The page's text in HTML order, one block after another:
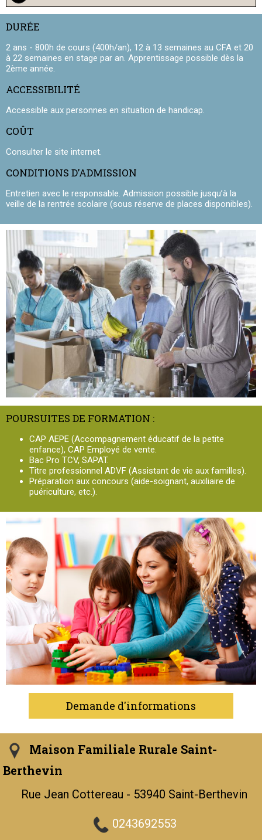
DURÉE
2 ans - 800h de cours (400h/an), 12 à 13 semaines au CFA et 20
à 22 semaines en stage par an. Apprentissage possible dès la
2ème année.
ACCESSIBILITÉ
Accessible aux personnes en situation de handicap.
COÛT
Consulter le site internet.
CONDITIONS D’ADMISSION
Entretien avec le responsable. Admission possible jusqu’à la
veille de la rentrée scolaire (sous réserve de places disponibles).
POURSUITES DE FORMATION :
CAP AEPE (Accompagnement éducatif de la petite
enfance), CAP Employé de vente.
Bac Pro TCV, SAPAT.
Titre professionnel ADVF (Assistant de vie aux familles).
Préparation aux concours (aide-soignant, auxiliaire de
puériculture, etc.).
Demande d'informations
Maison Familiale Rurale Saint-
Berthevin
Rue Jean Cottereau - 53940 Saint-Berthevin
0243692553